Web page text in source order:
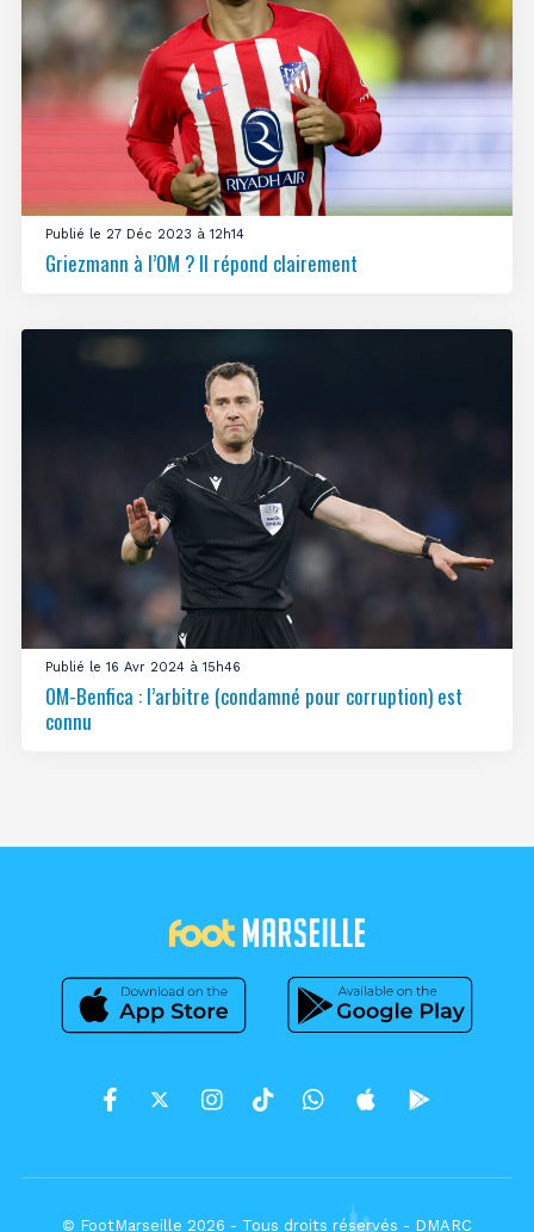
Publié le 27 Déc 2023 à 12h14
Griezmann à l’OM ? Il répond clairement
Publié le 16 Avr 2024 à 15h46
OM-Benfica : l’arbitre (condamné pour corruption) est
connu
© FootMarseille 2026 - Tous droits réservés - DMARC